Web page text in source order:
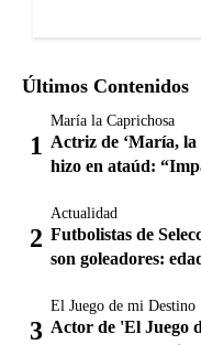
Últimos Contenidos
María la Caprichosa
Actriz de ‘María, la
hizo en ataúd:
Actualidad
Futbolistas de
son goleadores:
El Juego de mi Destino
Actor de 'El Juego